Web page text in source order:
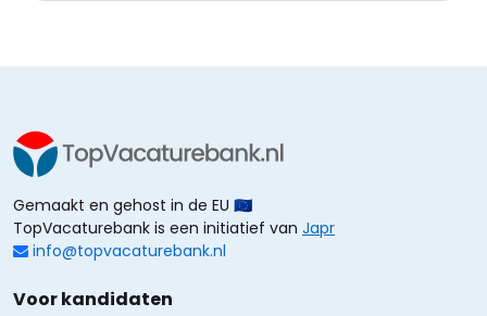
Gemaakt en gehost in de EU 🇪🇺
TopVacaturebank is een initiatief van Japr
info@topvacaturebank.nl
Voor kandidaten